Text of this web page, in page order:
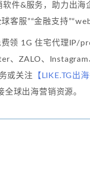
软件&服务，助力出海
客服”“金融支持
费领 1G 住宅代理IP/
、ZALO、
或关注
【LIKE.TG出
全球出海营销资源。